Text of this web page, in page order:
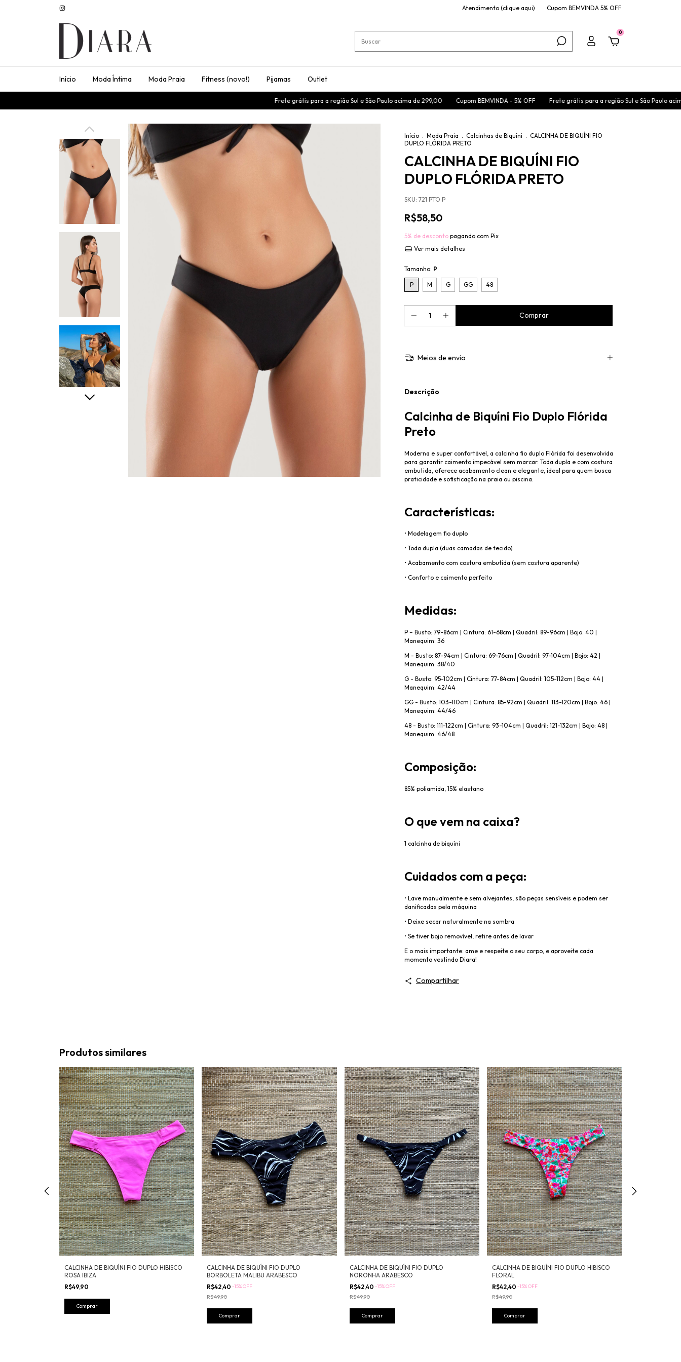
Atendimento (clique aqui) Cupom BEMVINDA 5% OFF
0
Início Moda Íntima Moda Praia Fitness (novo!) Pijamas Outlet
Frete grátis para a região Sul e São Paulo acima de 299,00 Cupom BEMVINDA - 5% OFF Frete grátis para a região Sul e São Paulo acima de 299,00
Início . Moda Praia . Calcinhas de Biquíni . CALCINHA DE BIQUÍNI FIO
DUPLO FLÓRIDA PRETO
CALCINHA DE BIQUÍNI FIO
DUPLO FLÓRIDA PRETO
SKU: 721 PTO P
R$58,50
5% de desconto pagando com Pix
Ver mais detalhes
Tamanho: P
P M G GG 48
Meios de envio
Descrição
Calcinha de Biquíni Fio Duplo Flórida
Preto
Moderna e super confortável, a calcinha fio duplo Flórida foi desenvolvida
para garantir caimento impecável sem marcar. Toda dupla e com costura
embutida, oferece acabamento clean e elegante, ideal para quem busca
praticidade e sofisticação na praia ou piscina.
Características:
• Modelagem fio duplo
• Toda dupla (duas camadas de tecido)
• Acabamento com costura embutida (sem costura aparente)
• Conforto e caimento perfeito
Medidas:
P – Busto: 79-86cm | Cintura: 61-68cm | Quadril: 89-96cm | Bojo: 40 |
Manequim: 36
M - Busto: 87-94cm | Cintura: 69-76cm | Quadril: 97-104cm | Bojo: 42 |
Manequim: 38/40
G - Busto: 95-102cm | Cintura: 77-84cm | Quadril: 105-112cm | Bojo: 44 |
Manequim: 42/44
GG - Busto: 103-110cm | Cintura: 85-92cm | Quadril: 113-120cm | Bojo: 46 |
Manequim: 44/46
48 - Busto: 111-122cm | Cintura: 93-104cm | Quadril: 121-132cm | Bojo: 48 |
Manequim: 46/48
Composição:
85% poliamida, 15% elastano
O que vem na caixa?
1 calcinha de biquíni
Cuidados com a peça:
• Lave manualmente e sem alvejantes, são peças sensíveis e podem ser
danificadas pela máquina
• Deixe secar naturalmente na sombra
• Se tiver bojo removível, retire antes de lavar
E o mais importante: ame e respeite o seu corpo, e aproveite cada
momento vestindo Diara!
Compartilhar
Produtos similares
CALCINHA DE BIQUÍNI FIO DUPLO HIBISCO
ROSA IBIZA
R$49,90
Comprar
CALCINHA DE BIQUÍNI FIO DUPLO
BORBOLETA MALIBU ARABESCO
R$42,40-15%OFF
R$49,90
Comprar
CALCINHA DE BIQUÍNI FIO DUPLO
NORONHA ARABESCO
R$42,40 -15%OFF
R$49,90
Comprar
CALCINHA DE BIQUÍNI FIO DUPLO HIBISCO
FLORAL
R$42,40 -15%OFF
R$49,90
Comprar